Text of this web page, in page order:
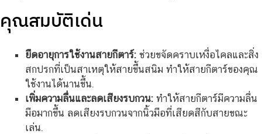
คุณสมบัติเด่น
ยืดอายุการใช้งานสายกีตาร์:ช่วยขจัดคราบเหงื่อไคลและสิ่ง
สกปรกที่เป็นสาเหตุให้สายขึ้นสนิม ทำให้สายกีตาร์ของคุณ
ใช้งานได้นานขึ้น.
เพิ่มความลื่นและลดเสียงรบกวน:ทำให้สายกีตาร์มีความลื่น
มือมากขึ้น ลดเสียงรบกวนจากนิ้วมือที่เสียดสีกับสายขณะ
เล่น.